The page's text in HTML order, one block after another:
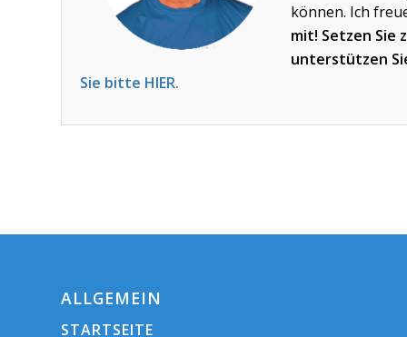
können. Ich
mit! Setzen Sie
unterstützen
Sie bitte HIER.
ALLGEMEIN
STARTSEITE